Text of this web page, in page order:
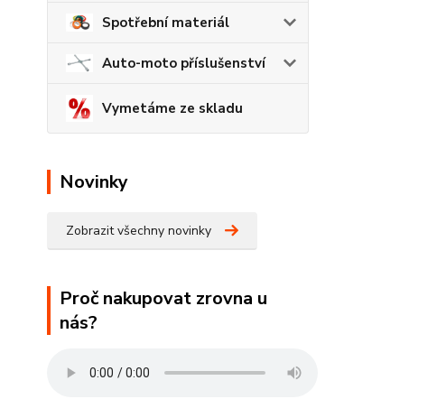
Spotřební materiál
Auto-moto příslušenství
Vymetáme ze skladu
Novinky
Zobrazit všechny novinky
Proč nakupovat zrovna u
nás?